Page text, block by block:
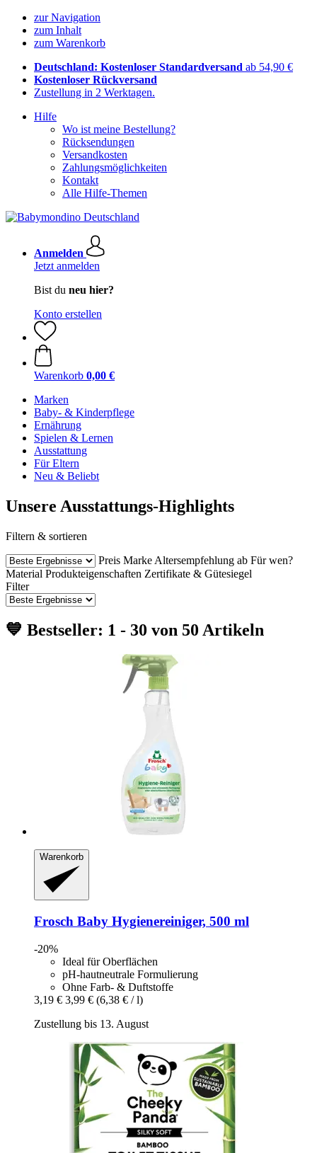
zur Navigation
zum Inhalt
zum Warenkorb
Deutschland: Kostenloser Standardversand ab 54,90 €
Kostenloser Rückversand
Zustellung in 2 Werktagen.
Hilfe
Wo ist meine Bestellung?
Rücksendungen
Versandkosten
Zahlungsmöglichkeiten
Kontakt
Alle Hilfe-Themen
Anmelden
Jetzt anmelden
Bist du neu hier?
Konto erstellen
Warenkorb 0,00 €
Marken
Baby- & Kinderpflege
Ernährung
Spielen & Lernen
Ausstattung
Für Eltern
Neu & Beliebt
Unsere Ausstattungs-Highlights
Filtern & sortieren
Preis Marke Altersempfehlung ab Für wen?
Material Produkteigenschaften Zertifikate & Gütesiegel
Filter
💙 Bestseller: 1 - 30 von 50 Artikeln
Warenkorb
Frosch Baby Hygienereiniger, 500 ml
-20%
Ideal für Oberflächen
pH-hautneutrale Formulierung
Ohne Farb- & Duftstoffe
3,19 € 3,99 € (6,38 € / l)
Zustellung bis 13. August